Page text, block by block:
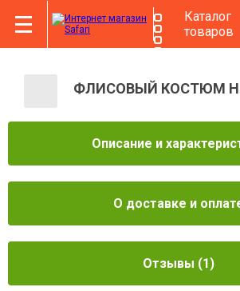
Каталог
товаров
ФЛИСОВЫЙ КОСТЮМ
Описание и
О доставке и
Отзывы (1)